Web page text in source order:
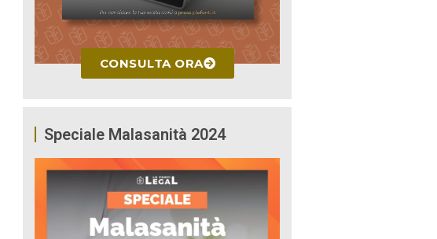
CONSULTA ORA
Speciale Malasanità 2024